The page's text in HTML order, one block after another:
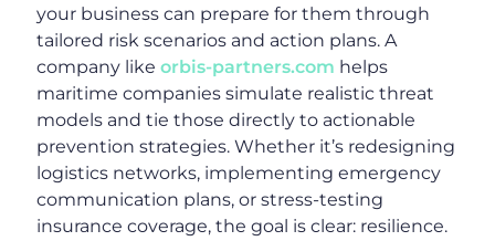
your business can prepare for them through
tailored risk scenarios and action plans. A
company likeorbis-partners.com helps
maritime companies simulate realistic threat
models and tie those directly to actionable
prevention strategies. Whether it’s redesigning
logistics networks, implementing emergency
communication plans, or stress-testing
insurance coverage, the goal is clear: resilience.